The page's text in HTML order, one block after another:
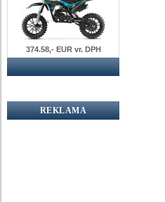
374.58,- EUR vr. DPH
REKLAMA